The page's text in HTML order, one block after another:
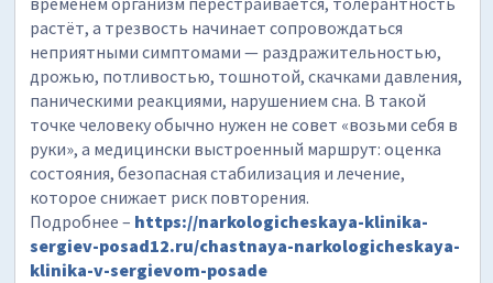
растёт, а трезвость начинает сопровождаться
неприятными симптомами — раздражительностью,
дрожью, потливостью, тошнотой, скачками давления,
паническими реакциями, нарушением сна. В такой
точке человеку обычно нужен не совет «возьми себя в
руки», а медицински выстроенный маршрут: оценка
состояния, безопасная стабилизация и лечение,
которое снижает риск повторения.
Подробнее – https://narkologicheskaya-klinika-
sergiev-posad12.ru/chastnaya-narkologicheskaya-
klinika-v-sergievom-posade